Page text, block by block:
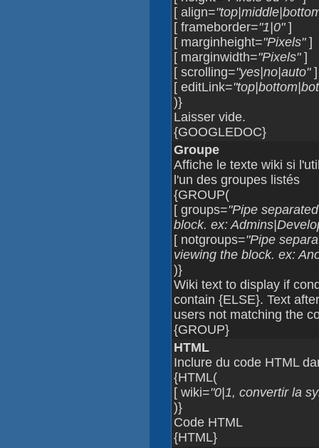
[ align=
[ frameborder="1|0"]
[ marginheight="Pixels"]
[ marginwidth="Pixels"]
[ scrolling="yes|no|auto"]
[ editLink=
)}
Laisser vide.
{GOOGLEDOC}
Groupe
Affiche le texte wiki si
l'un des groupes listés
{GROUP(
[ groups="Pipe
block. ex:
[ notgroups="Pipe
viewing the block. ex:
)}
Wiki text to display if
contain {ELSE}. Text
users not matching the
{GROUP}
HTML
Inclure du code HTML
{HTML(
[ wiki="0|1, convertir la
)}
Code HTML
{HTML}